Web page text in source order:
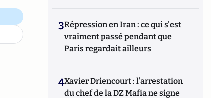
3Répression en Iran : ce qui s'est
vraiment passé pendant que
Paris regardait ailleurs
4Xavier Driencourt : l’arrestation
du chef de la DZ Mafia ne signe